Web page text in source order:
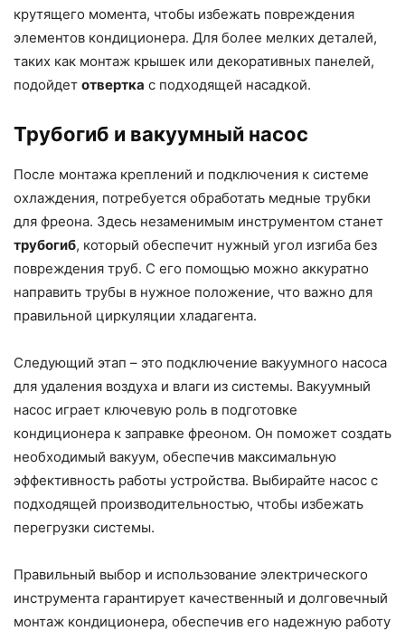
крутящего момента, чтобы избежать повреждения
элементов кондиционера. Для более мелких деталей,
таких как монтаж крышек или декоративных панелей,
подойдет отвертка с подходящей насадкой.
Трубогиб и вакуумный насос
После монтажа креплений и подключения к системе
охлаждения, потребуется обработать медные трубки
для фреона. Здесь незаменимым инструментом станет
трубогиб, который обеспечит нужный угол изгиба без
повреждения труб. С его помощью можно аккуратно
направить трубы в нужное положение, что важно для
правильной циркуляции хладагента.
Следующий этап – это подключение вакуумного насоса
для удаления воздуха и влаги из системы. Вакуумный
насос играет ключевую роль в подготовке
кондиционера к заправке фреоном. Он поможет создать
необходимый вакуум, обеспечив максимальную
эффективность работы устройства. Выбирайте насос с
подходящей производительностью, чтобы избежать
перегрузки системы.
Правильный выбор и использование электрического
инструмента гарантирует качественный и долговечный
монтаж кондиционера, обеспечив его надежную работу